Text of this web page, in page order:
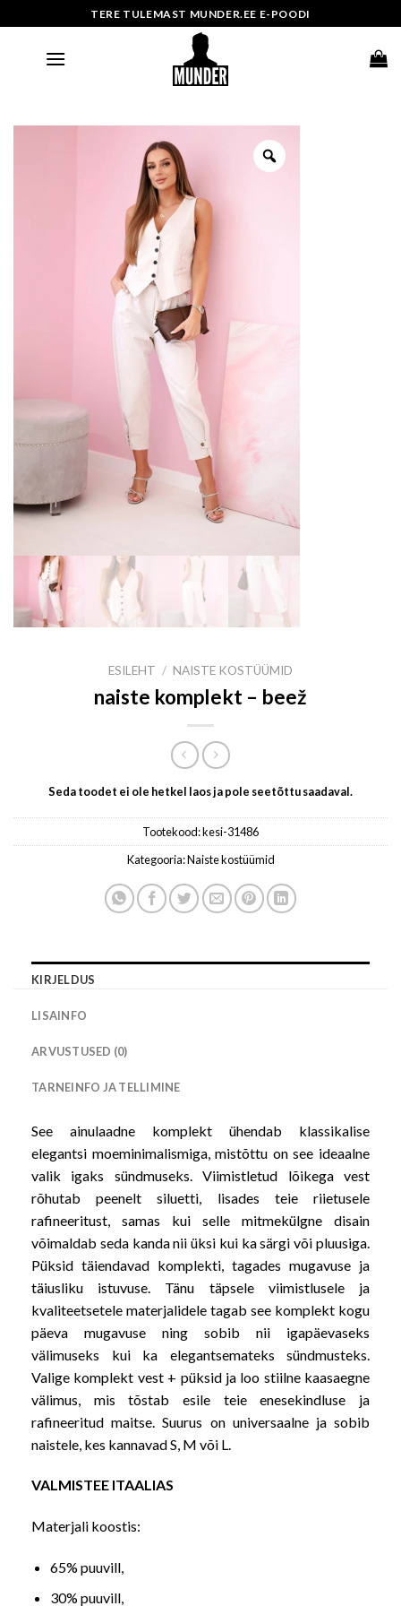
to
TERE TULEMAST MUNDER.EE E-POODI
ESILEHT / NAISTE KOSTÜÜMID
naiste komplekt – beež
Seda toodet ei ole hetkel laos ja pole seetõttu saadaval.
Tootekood:kesi-31486
Kategooria:Naiste kostüümid
KIRJELDUS
LISAINFO
ARVUSTUSED (0)
TARNEINFO JA TELLIMINE
See ainulaadne komplekt ühendab klassikalise
elegantsi moeminimalismiga, mistõttu on see ideaalne
valik igaks sündmuseks. Viimistletud lõikega vest
rõhutab peenelt siluetti, lisades teie riietusele
rafineeritust, samas kui selle mitmekülgne disain
võimaldab seda kanda nii üksi kui ka särgi või pluusiga.
Püksid täiendavad komplekti, tagades mugavuse ja
täiusliku istuvuse. Tänu täpsele viimistlusele ja
kvaliteetsetele materjalidele tagab see komplekt kogu
päeva mugavuse ning sobib nii igapäevaseks
välimuseks kui ka elegantsemateks sündmusteks.
Valige komplekt vest + püksid ja loo stiilne kaasaegne
välimus, mis tõstab esile teie enesekindluse ja
rafineeritud maitse. Suurus on universaalne ja sobib
naistele, kes kannavad S, M või L.
VALMISTEE ITAALIAS
Materjali koostis:
65% puuvill,
30% puuvill,